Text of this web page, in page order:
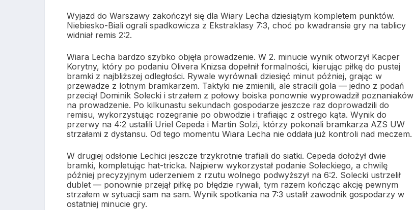
Wyjazd do Warszawy zakończył się dla Wiary Lecha dziesiątym kompletem punktów.
Niebiesko-Biali ograli spadkowicza z Ekstraklasy 7:3, choć po kwadransie gry na tablicy
widniał remis 2:2.
Wiara Lecha bardzo szybko objęła prowadzenie. W 2. minucie wynik otworzył Kacper
Korytny, który po podaniu Olivera Knizsa dopełnił formalności, kierując piłkę do pustej
bramki z najbliższej odległości. Rywale wyrównali dziesięć minut później, grając w
przewadze z lotnym bramkarzem. Taktyki nie zmienili, ale stracili gola — jedno z podań
przeciął Dominik Solecki i strzałem z połowy boiska ponownie wyprowadził poznaniaków
na prowadzenie. Po kilkunastu sekundach gospodarze jeszcze raz doprowadzili do
remisu, wykorzystując rozegranie po obwodzie i trafiając z ostrego kąta. Wynik do
przerwy na 4:2 ustalili Uriel Cepeda i Martin Solzi, którzy pokonali bramkarza AZS UW
strzałami z dystansu. Od tego momentu Wiara Lecha nie oddała już kontroli nad meczem.
W drugiej odsłonie Lechici jeszcze trzykrotnie trafiali do siatki. Cepeda dołożył dwie
bramki, kompletując hat-tricka. Najpierw wykorzystał podanie Soleckiego, a chwilę
później precyzyjnym uderzeniem z rzutu wolnego podwyższył na 6:2. Solecki ustrzelił
dublet — ponownie przejął piłkę po błędzie rywali, tym razem kończąc akcję pewnym
strzałem w sytuacji sam na sam. Wynik spotkania na 7:3 ustalił zawodnik gospodarzy w
ostatniej minucie gry.